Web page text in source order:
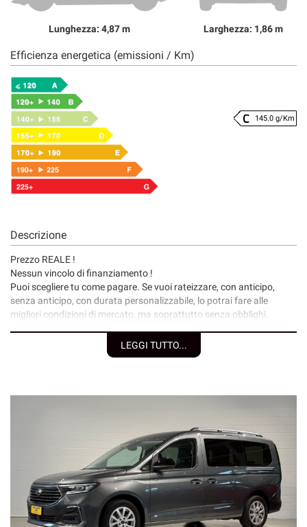
Lunghezza: 4,87 m Larghezza: 1,86 m
Efficienza energetica (emissioni / Km)
145.0 g/Km
Descrizione
Prezzo REALE !
Nessun vincolo di finanziamento !
Puoi scegliere tu come pagare. Se vuoi rateizzare, con anticipo,
senza anticipo, con durata personalizzabile, lo potrai fare alle
migliori condizioni di mercato, ma soprattutto senza obblighi.
• Consegna a domicilio;
(privati/ditte individuali/società);
• Garanzia assicurativa estensibile fino a 3 anni senza limite di
Segui Autosalone 2000 srl e leggi le recensioni che descrivono
l’esperienza dei nostri clienti:
• www.autosalone2000.eu dove potrai trovare l’intero parco auto
LEGGI TUTTO...